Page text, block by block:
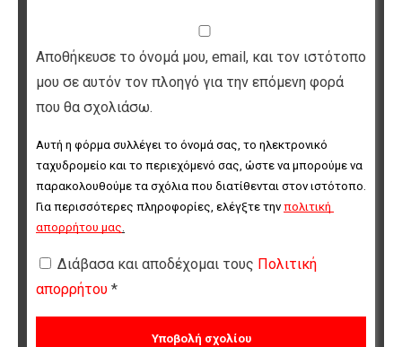
Αποθήκευσε το όνομά μου, email, και τον ιστότοπο
μου σε αυτόν τον πλοηγό για την επόμενη φορά
που θα σχολιάσω.
Αυτή η φόρμα συλλέγει το όνομά σας, το ηλεκτρονικό
ταχυδρομείο και το περιεχόμενό σας, ώστε να μπορούμε να
παρακολουθούμε τα σχόλια που διατίθενται στον ιστότοπο.
Για περισσότερες πληροφορίες, ελέγξτε την πολιτική
απορρήτου μας.
Διάβασα και αποδέχομαι τους Πολιτική
απορρήτου *